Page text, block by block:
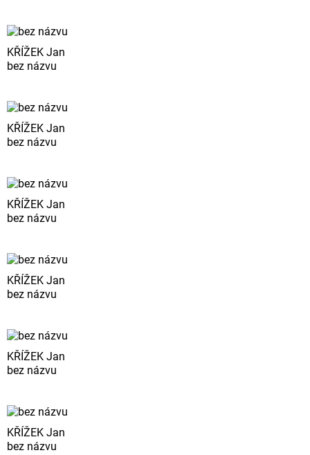
KŘÍŽEK Jan
bez názvu
KŘÍŽEK Jan
bez názvu
KŘÍŽEK Jan
bez názvu
KŘÍŽEK Jan
bez názvu
KŘÍŽEK Jan
bez názvu
KŘÍŽEK Jan
bez názvu